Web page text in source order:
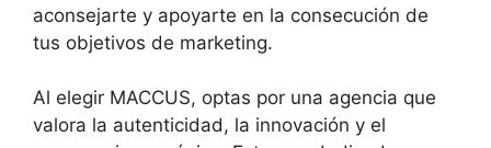
aconsejarte y apoyarte en la consecución de
tus objetivos de marketing.
Al elegir MACCUS, optas por una agencia que
valora la autenticidad, la innovación y el